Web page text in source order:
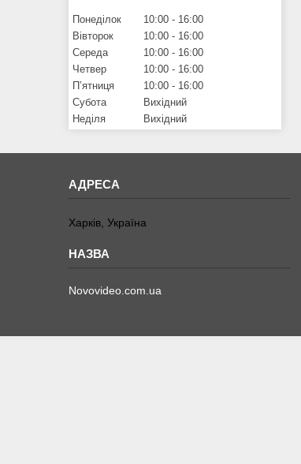
Понеділок 10:00
16:00
Вівторок
10:00
16:00
Середа
10:00
16:00
Четвер
10:00
16:00
Пʼятниця
10:00
16:00
Субота
Вихідний
Неділя
Вихідний
Харків, Україна
Novovideo.com.ua